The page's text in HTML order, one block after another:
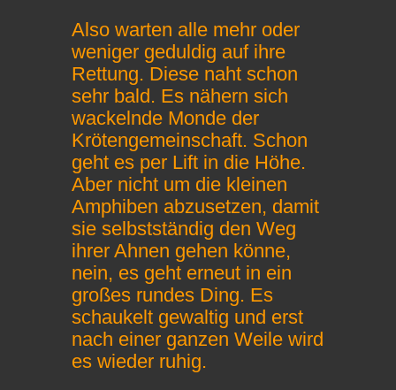
Also warten alle mehr oder
weniger geduldig auf ihre
Rettung. Diese naht schon
sehr bald. Es nähern sich
wackelnde Monde der
Krötengemeinschaft. Schon
geht es per Lift in die Höhe.
Aber nicht um die kleinen
Amphiben abzusetzen, damit
sie selbstständig den Weg
ihrer Ahnen gehen könne,
nein, es geht erneut in ein
großes rundes Ding. Es
schaukelt gewaltig und erst
nach einer ganzen Weile wird
es wieder ruhig.